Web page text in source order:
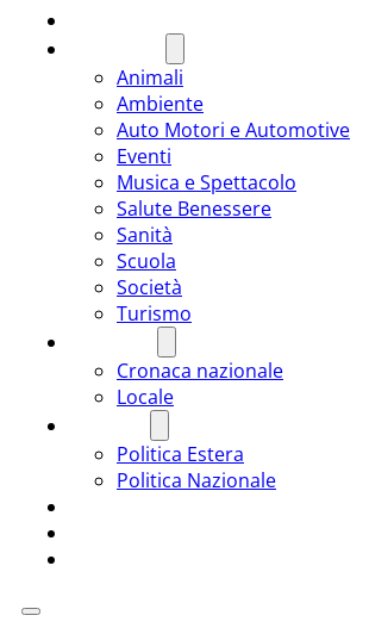
Animali
Ambiente
Auto Motori e Automotive
Eventi
Musica e Spettacolo
Salute Benessere
Sanità
Scuola
Società
Turismo
Cronaca nazionale
Locale
Politica Estera
Politica Nazionale